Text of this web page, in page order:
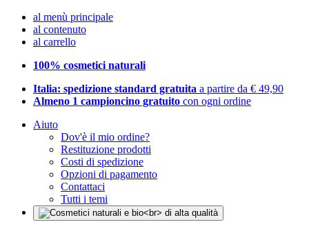
al menù principale
al contenuto
al carrello
100% cosmetici naturali
Italia: spedizione standard gratuita a partire da € 49,90
Almeno 1 campioncino gratuito con ogni ordine
Aiuto
Dov'è il mio ordine?
Restituzione prodotti
Costi di spedizione
Opzioni di pagamento
Contattaci
Tutti i temi